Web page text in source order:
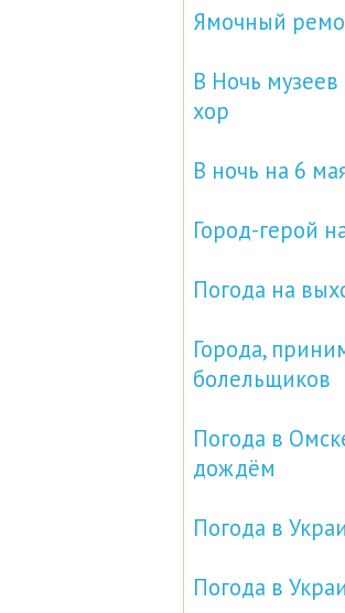
Ямочный
В Ночь
хор
В ночь на 6
Город-герой
Погода на
Города,
болельщиков
Погода в
дождём
Погода в
Погода в